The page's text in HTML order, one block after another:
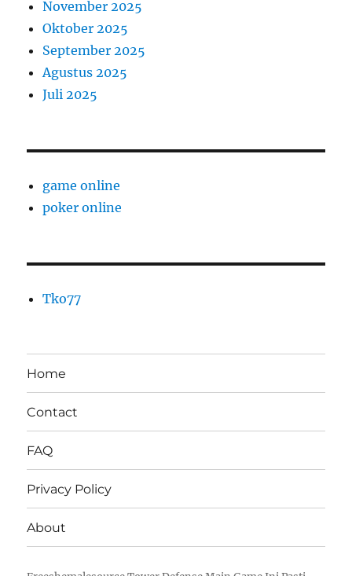
November 2025
Oktober 2025
September 2025
Agustus 2025
Juli 2025
game online
poker online
Tko77
Home
Contact
FAQ
Privacy Policy
About